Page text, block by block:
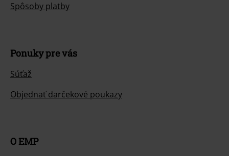
Spôsoby platby
Ponuky pre vás
Súťaž
Objednať darčekové poukazy
O EMP